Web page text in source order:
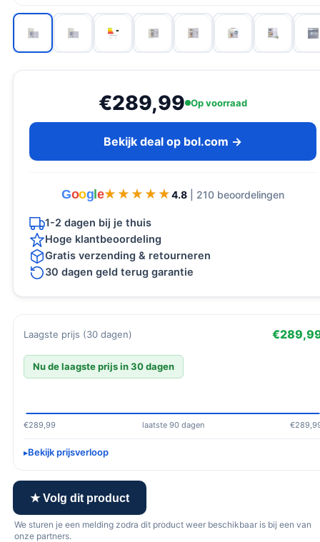
€289,99 Op voorraad
Bekijk deal op bol.com →
Goog e★★★★★
★★★★★ 4.8 | 210 beoordelingen
1-2 dagen bij je thuis
Hoge klantbeoordeling
Gratis verzending & retourneren
30 dagen geld terug garantie
Laagste prijs (30 dagen)
Nu de laagste prijs in 30 dagen
€289,99 laatste 90 dagen
Bekijk prijsverloop
★ Volg dit product
We sturen je een melding zodra dit product weer beschikbaar is bij een van
onze partners.